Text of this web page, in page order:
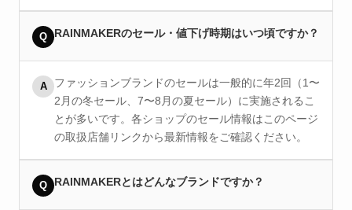
Q RAINMAKERのセール・値下げ時期はいつ頃ですか？
A
ファッションブランドのセールは一般的に年2回（1〜
2月の冬セール、7〜8月の夏セール）に実施されるこ
とが多いです。各ショップのセール情報はこのページ
の取扱店舗リンクから最新情報をご確認ください。
Q RAINMAKERとはどんなブランドですか？